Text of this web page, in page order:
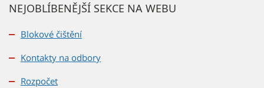
NEJOBLÍBENĚJŠÍ SEKCE NA WEBU
Blokové čištění
Kontakty na odbory
Rozpočet